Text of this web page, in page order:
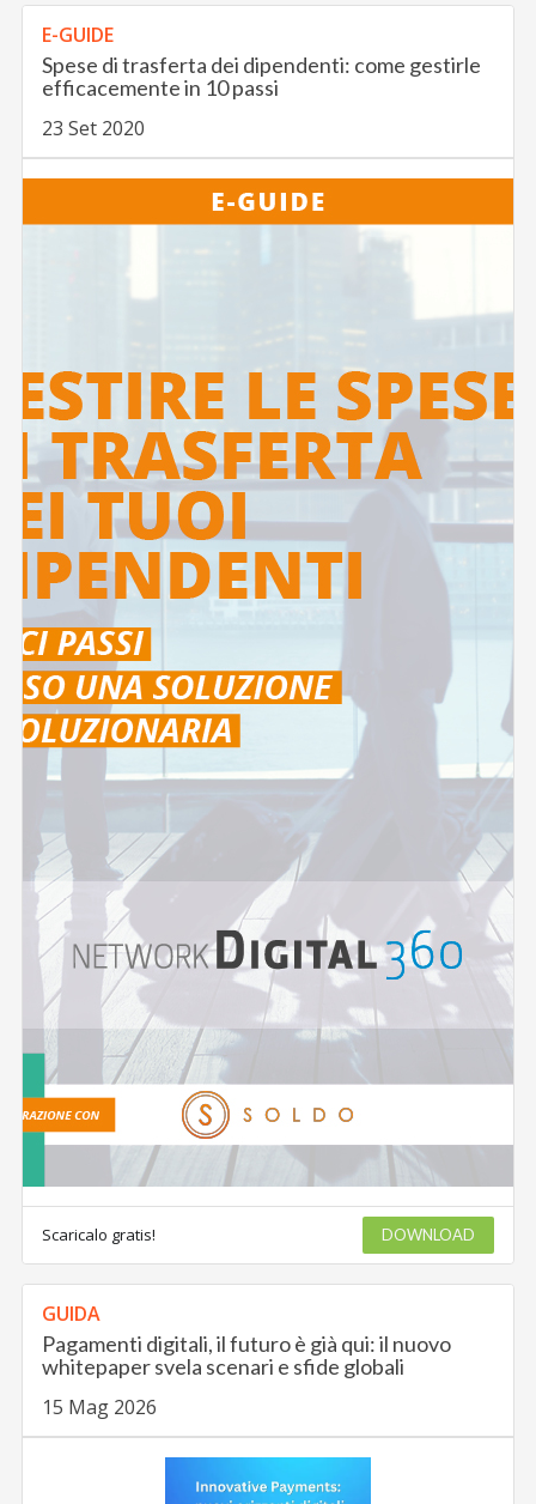
E-GUIDE
Spese di trasferta dei dipendenti: come gestirle
efficacemente in 10 passi
23 Set 2020
Scaricalo gratis! DOWNLOAD
GUIDA
Pagamenti digitali, il futuro è già qui: il nuovo
whitepaper svela scenari e sfide globali
15 Mag 2026